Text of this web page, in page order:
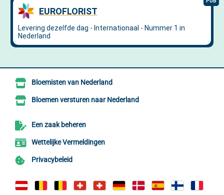
Bloemisten van Nederland
Bloemen versturen naar Nederland
Een zaak beheren
Wettelijke Vermeldingen
Privacybeleid